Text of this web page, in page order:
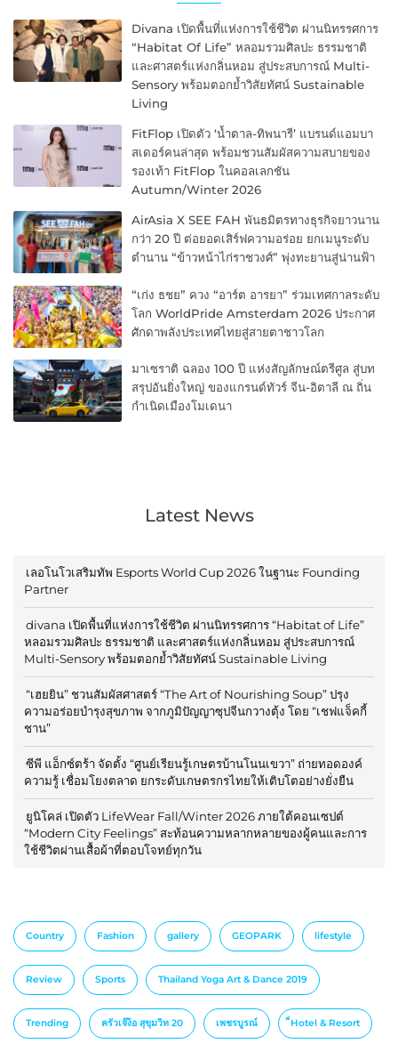
Divana เปิดพื้นที่แห่งการใช้ชีวิต ผ่านนิทรรศการ
“Habitat Of Life” หลอมรวมศิลปะ ธรรมชาติ
และศาสตร์แห่งกลิ่นหอม สู่ประสบการณ์ Multi-
Sensory พร้อมตอกย้ำวิสัยทัศน์ Sustainable
Living
FitFlop เปิดตัว ‘น้ำตาล-ทิพนารี’ แบรนด์แอมบา
สเดอร์คนล่าสุด พร้อมชวนสัมผัสความสบายของ
รองเท้า FitFlop ในคอลเลกชัน
Autumn/Winter 2026
AirAsia X SEE FAH พันธมิตรทางธุรกิจยาวนาน
กว่า 20 ปี ต่อยอดเสิร์ฟความอร่อย ยกเมนูระดับ
ตำนาน “ข้าวหน้าไก่ราชวงศ์” พุ่งทะยานสู่น่านฟ้า
“เก่ง ธชย” ควง “อาร์ต อารยา” ร่วมเทศกาลระดับ
โลก WorldPride Amsterdam 2026 ประกาศ
ศักดาพลังประเทศไทยสู่สายตาชาวโลก
มาเซราติ ฉลอง 100 ปี แห่งสัญลักษณ์ตรีศูล สู่บท
สรุปอันยิ่งใหญ่ ของแกรนด์ทัวร์ จีน-อิตาลี ณ ถิ่น
กำเนิดเมืองโมเดนา
Latest News
เลอโนโวเสริมทัพ Esports World Cup 2026 ในฐานะ Founding
Partner
divana เปิดพื้นที่แห่งการใช้ชีวิต ผ่านนิทรรศการ “Habitat of Life”
หลอมรวมศิลปะ ธรรมชาติ และศาสตร์แห่งกลิ่นหอม สู่ประสบการณ์
Multi-Sensory พร้อมตอกย้ำวิสัยทัศน์ Sustainable Living
“เฮยยิน” ชวนสัมผัสศาสตร์ “The Art of Nourishing Soup” ปรุง
ความอร่อยบำรุงสุขภาพ จากภูมิปัญญาซุปจีนกวางตุ้ง โดย “เชฟแจ็คกี้
ชาน”
ซีพี แอ็กซ์ตร้า จัดตั้ง “ศูนย์เรียนรู้เกษตรบ้านโนนเขวา” ถ่ายทอดองค์
ความรู้ เชื่อมโยงตลาด ยกระดับเกษตรกรไทยให้เติบโตอย่างยั่งยืน
ยูนิโคล่ เปิดตัว LifeWear Fall/Winter 2026 ภายใต้คอนเซปต์
“Modern City Feelings” สะท้อนความหลากหลายของผู้คนและการ
ใช้ชีวิตผ่านเสื้อผ้าที่ตอบโจทย์ทุกวัน
Country Fashion gallery GEOPARK lifestyle
Review Sports Thailand Yoga Art & Dance 2019
Trending ครัวเจ๊ง้อ สุขุมวิท 20 เพชรบูรณ์ ็Hotel & Resort